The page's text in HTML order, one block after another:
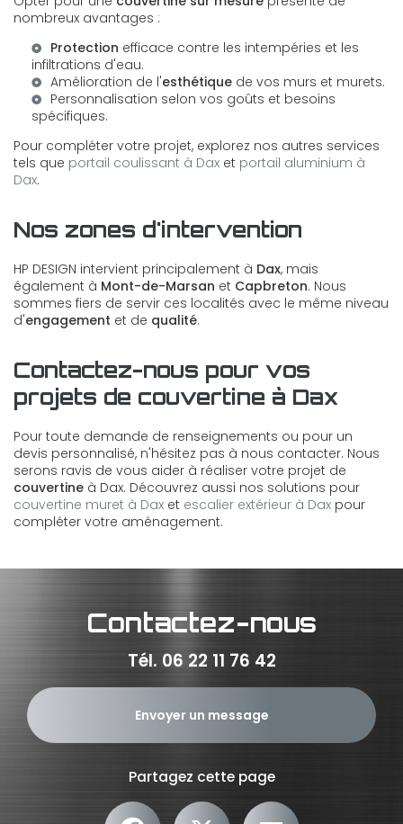
nombreux avantages :
Protection efficace contre les intempéries et les
infiltrations d'eau.
Amélioration de l'esthétique de vos murs et murets.
Personnalisation selon vos goûts et besoins
spécifiques.
Pour compléter votre projet, explorez nos autres services
tels que portail coulissant à Dax et portail aluminium à
Dax.
Nos zones d'intervention
HP DESIGN intervient principalement à Dax, mais
également à Mont-de-Marsan et Capbreton. Nous
sommes fiers de servir ces localités avec le même niveau
d'engagement et de qualité.
Contactez-nous pour vos
projets de couvertine à Dax
Pour toute demande de renseignements ou pour un
devis personnalisé, n'hésitez pas à nous contacter. Nous
serons ravis de vous aider à réaliser votre projet de
couvertine à Dax. Découvrez aussi nos solutions pour
couvertine muret à Dax et escalier extérieur à Dax pour
compléter votre aménagement.
Contactez-nous
Tél. 06 22 11 76 42
Envoyer un message
Partagez cette page
Facebook